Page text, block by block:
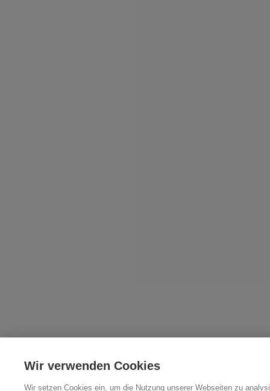
Wir verwenden Cookies
Wir setzen Cookies ein, um die Nutzung unserer Webseiten zu